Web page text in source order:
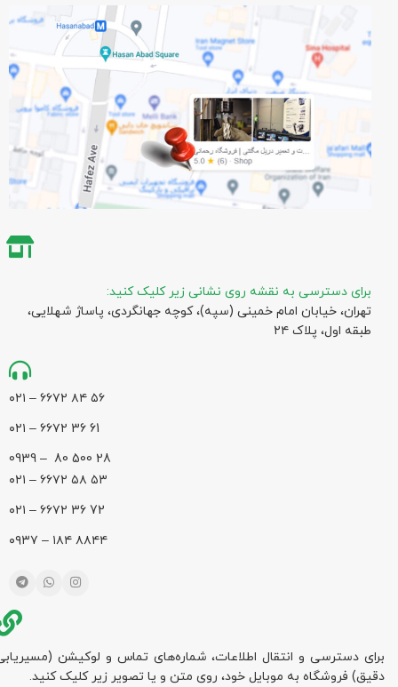
برای دسترسی به نقشه روی نشانی زیر کلیک کنید:
تهران، خیابان امام خمینی (سپه)، کوچه جهانگردی،‌ پاساژ شهلایی،
طبقه اول، پلاک ۲۴
۵۶ ۸۴ ۶۶۷۲ – ۰۲۱
61 36 ۶۶۷۲ – ۰۲۱
28 500 80 – 0939
۵۳ ۵۸ ۶۶۷۲ – ۰۲۱
72 36 ۶۶۷۲ – ۰۲۱
۸۸۴۴ ۱۸۴ – ۰۹۳۷
برای دسترسی و انتقال اطلاعات، شماره‌های تماس و لوکیشن
دقیق) فروشگاه به موبایل خود، روی متن و یا تصویر زیر کلیک کنید.